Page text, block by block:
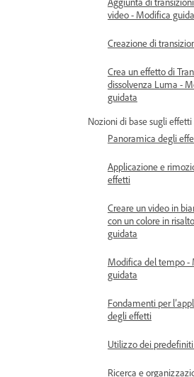
video - Modifica
Creazione di
Crea un effetto di
dissolvenza Luma -
guidata
Nozioni di base sugli
Panoramica degli
Applicazione e
effetti
Creare un video in
con un colore in
guidata
Modifica del tempo -
guidata
Fondamenti per
degli effetti
Utilizzo dei
Ricerca e